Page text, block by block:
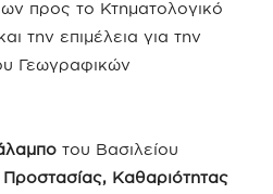
προς το Κτηματολογικό
την επιμέλεια για την
Γεωγραφικών
του Βασιλείου
Προστασίας, Καθαριότητας